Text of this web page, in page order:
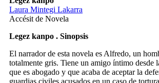
Laura Mintegi Lakarra
Accésit de Novela
Legez kanpo . Sinopsis
El narrador de esta novela es Alfredo, un
totalmente gris. Tiene un amigo íntimo desde
que es abogado y que acaba de aceptar la
guardias civiles acusados en un caso de